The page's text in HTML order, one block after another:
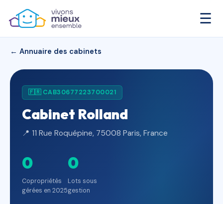
☰
← Annuaire des cabinets
🇫🇷 CAB30677223700021
Cabinet Rolland
📍 11 Rue Roquépine, 75008 Paris, France
0
Copropriétés
gérées en 2025
0
Lots sous
gestion